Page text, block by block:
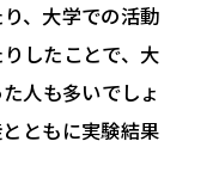
、大学での活動
したことで、大
人も多いでしょ
ともに実験結果